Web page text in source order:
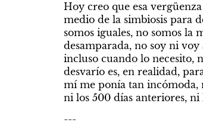
Hoy creo que esa
medio de la simbiosis para
somos iguales, no somos la
desamparada, no soy ni
incluso cuando lo necesito,
desvarío es, en realidad,
mí me ponía tan incómoda,
ni los 500 días anteriores,
---